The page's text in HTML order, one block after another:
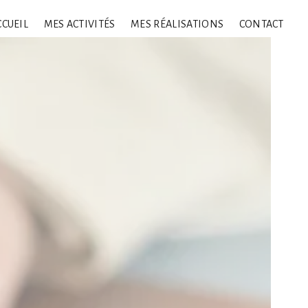
MES ACTIVITÉS MES RÉALISATIONS CONTACT